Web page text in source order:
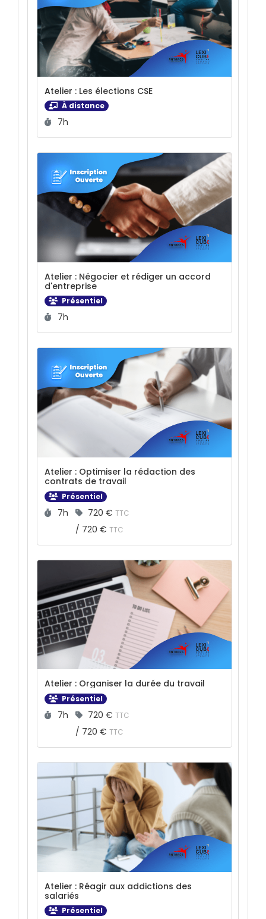
Atelier : Les élections CSE
À distance
Durée :
7h
Atelier : Négocier et rédiger un accord
d'entreprise
Présentiel
Durée :
7h
Atelier : Optimiser la rédaction des
contrats de travail
Présentiel
Durée :
7h Prix :
720 € TTC
/ 720 € TTC
Atelier : Organiser la durée du travail
Présentiel
Durée :
7h Prix :
720 € TTC
/ 720 € TTC
Atelier : Réagir aux addictions des
salariés
Présentiel